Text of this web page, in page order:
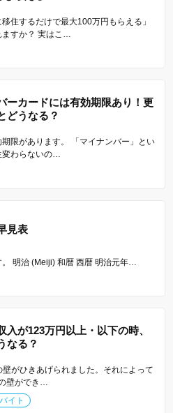
住するだけで最大100万円もらえる」
ますか？ 実はこ…
ーカードには有効期限あり！更
どうなる？
期限があります。 「マイナンバー」とい
変わらないの…
見表
明治 (Meiji) 和暦 西暦 明治元年…
入が123万円以上・以下の時、
なる？
がひきあげられました。それによって
壁ができ…
イト